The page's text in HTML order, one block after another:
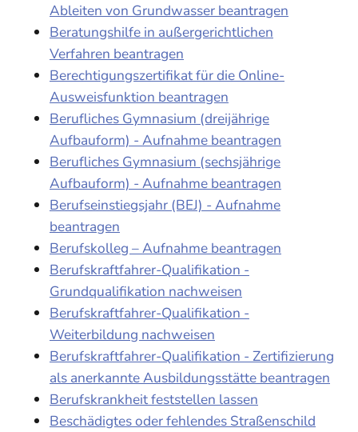
Ableiten von Grundwasser beantragen
Beratungshilfe in außergerichtlichen
Verfahren beantragen
Berechtigungszertifikat für die Online-
Ausweisfunktion beantragen
Berufliches Gymnasium (dreijährige
Aufbauform) - Aufnahme beantragen
Berufliches Gymnasium (sechsjährige
Aufbauform) - Aufnahme beantragen
Berufseinstiegsjahr (BEJ) - Aufnahme
beantragen
Berufskolleg – Aufnahme beantragen
Berufskraftfahrer-Qualifikation -
Grundqualifikation nachweisen
Berufskraftfahrer-Qualifikation -
Weiterbildung nachweisen
Berufskraftfahrer-Qualifikation - Zertifizierung
als anerkannte Ausbildungsstätte beantragen
Berufskrankheit feststellen lassen
Beschädigtes oder fehlendes Straßenschild